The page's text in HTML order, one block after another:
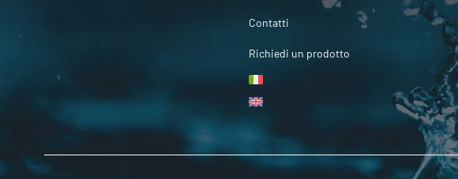
Contatti
Richiedi un prodotto